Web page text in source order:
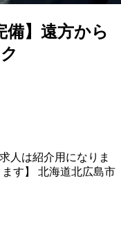
備】遠方から
人は紹介用になりま
す】 北海道北広島市